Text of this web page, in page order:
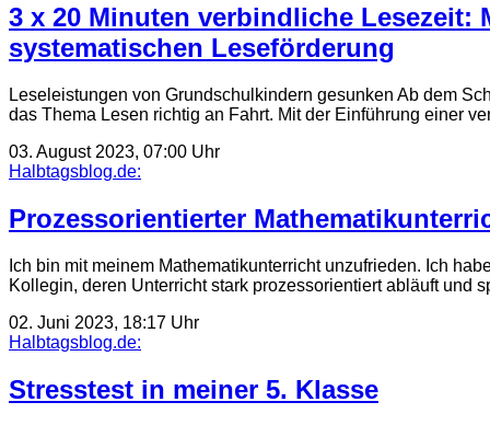
3 x 20 Minuten verbindliche Lesezeit:
systematischen Leseförderung
Leseleistungen von Grundschulkindern gesunken Ab dem
das Thema Lesen richtig an Fahrt. Mit der Einführung einer
03. August 2023, 07:00 Uhr
Halbtagsblog.de:
Prozessorientierter
Ich bin mit meinem Mathematikunterricht unzufrieden. Ich
Kollegin, deren Unterricht stark prozessorientiert abläuft und
02. Juni 2023, 18:17 Uhr
Halbtagsblog.de:
Stresstest in meiner 5. Klasse